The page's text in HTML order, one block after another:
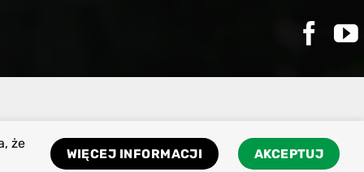
że
WIĘCEJ INFORMACJI AKCEPTUJ